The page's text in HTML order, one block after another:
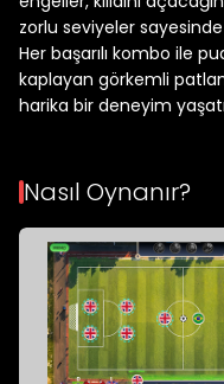
zorlu seviyeler
Her başarılı kombo ile
kaplayan görkemli
harika bir deneyim
Nasıl Oynanır?